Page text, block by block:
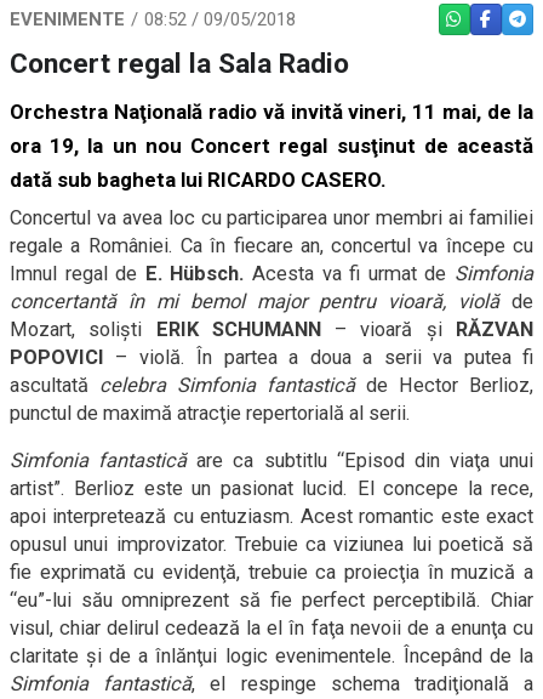
EVENIMENTE 08:52 / 09/05/2018 WHATSAPP
Concert regal la Sala Radio
Orchestra Naţională radio vă invită vineri, 11 mai, de la
ora 19, la un nou Concert regal susţinut de această
dată sub bagheta lui RICARDO CASERO.
Concertul va avea loc cu participarea unor membri ai familiei
regale a României. Ca în fiecare an, concertul va începe cu
Imnul regal de E. Hübsch.Acesta va fi urmat de Simfonia
concertantă în mi bemol major pentru vioară, violăde
Mozart, solişti
ERIK SCHUMANN – vioară şi
RĂZVAN
POPOVICI – violă. În partea a doua a serii va putea fi
ascultată celebra Simfonia fantasticăde Hector Berlioz,
punctul de maximă atracţie repertorială al serii.
Simfonia fantasticăare ca subtitlu “Episod din viaţa unui
artist”. Berlioz este un pasionat lucid. El concepe la rece,
apoi interpretează cu entuziasm. Acest romantic este exact
opusul unui improvizator. Trebuie ca viziunea lui poetică să
fie exprimată cu evidenţă, trebuie ca proiecţia în muzică a
“eu”-lui său omniprezent să fie perfect perceptibilă. Chiar
visul, chiar delirul cedează la el în faţa nevoii de a enunţa cu
claritate şi de a înlănţui logic evenimentele. Începând de la
Simfonia fantastică, el respinge schema tradiţională a